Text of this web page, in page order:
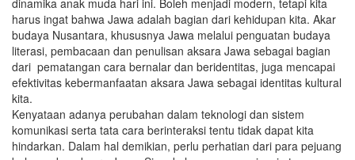
dinamika anak muda hari ini. Boleh menjadi modern, tetapi kita
harus ingat bahwa Jawa adalah bagian dari kehidupan kita. Akar
budaya Nusantara, khususnya Jawa melalui penguatan budaya
literasi, pembacaan dan penulisan aksara Jawa sebagai bagian
dari pematangan cara bernalar dan beridentitas, juga mencapai
efektivitas kebermanfaatan aksara Jawa sebagai identitas kultural
kita.
Kenyataan adanya perubahan dalam teknologi dan sistem
komunikasi serta tata cara berinteraksi tentu tidak dapat kita
hindarkan. Dalam hal demikian, perlu perhatian dari para pejuang